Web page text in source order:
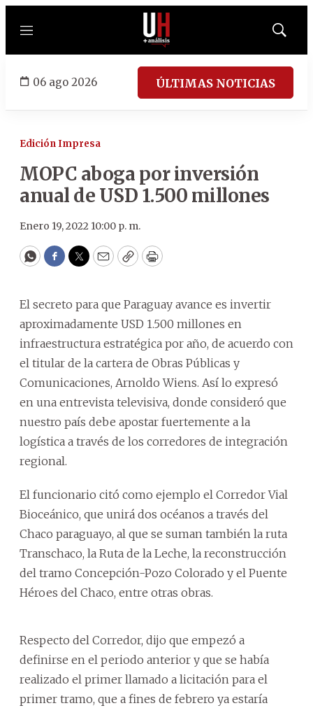
Menú
Mostrar
06 ago 2026 ÚLTIMAS NOTICIAS
Edición Impresa
MOPC aboga por inversión
anual de USD 1.500 millones
Enero 19, 2022 10:00 p. m.
WhatsApp
Facebook
Twitter
EmailCopyPrint
El secreto para que Paraguay avance es invertir
aproximadamente USD 1.500 millones en
infraestructura estratégica por año, de acuerdo con
el titular de la cartera de Obras Públicas y
Comunicaciones, Arnoldo Wiens. Así lo expresó
en una entrevista televisiva, donde consideró que
nuestro país debe apostar fuertemente a la
logística a través de los corredores de integración
regional.
El funcionario citó como ejemplo el Corredor Vial
Bioceánico, que unirá dos océanos a través del
Chaco paraguayo, al que se suman también la ruta
Transchaco, la Ruta de la Leche, la reconstrucción
del tramo Concepción-Pozo Colorado y el Puente
Héroes del Chaco, entre otras obras.
Respecto del Corredor, dijo que empezó a
definirse en el periodo anterior y que se había
realizado el primer llamado a licitación para el
primer tramo, que a fines de febrero ya estaría